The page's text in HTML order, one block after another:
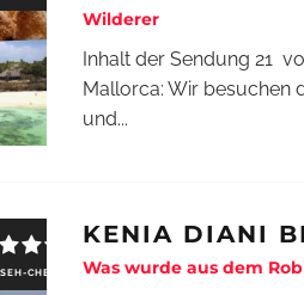
Wilderer
Inhalt der Sendung 21
Mallorca: Wir besuchen
und...
SEH-CHECK
KENIA DIANI
Was wurde aus dem